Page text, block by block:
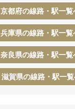
京都府の線路・駅一覧
兵庫県の線路・駅一覧
奈良県の線路・駅一覧
滋賀県の線路・駅一